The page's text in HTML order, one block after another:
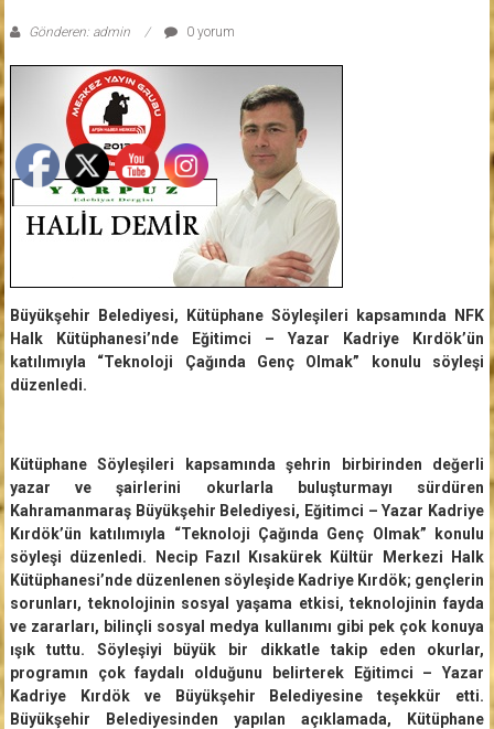
Gönderen: admin 0 yorum
Büyükşehir Belediyesi, Kütüphane Söyleşileri kapsamında NFK
Halk Kütüphanesi’nde Eğitimci – Yazar Kadriye Kırdök’ün
katılımıyla “Teknoloji Çağında Genç Olmak” konulu söyleşi
düzenledi.
Kütüphane Söyleşileri kapsamında şehrin birbirinden değerli
yazar ve şairlerini okurlarla buluşturmayı sürdüren
Kahramanmaraş Büyükşehir Belediyesi, Eğitimci – Yazar Kadriye
Kırdök’ün katılımıyla “Teknoloji Çağında Genç Olmak” konulu
söyleşi düzenledi. Necip Fazıl Kısakürek Kültür Merkezi Halk
Kütüphanesi’nde düzenlenen söyleşide Kadriye Kırdök; gençlerin
sorunları, teknolojinin sosyal yaşama etkisi, teknolojinin fayda
ve zararları, bilinçli sosyal medya kullanımı gibi pek çok konuya
ışık tuttu. Söyleşiyi büyük bir dikkatle takip eden okurlar,
programın çok faydalı olduğunu belirterek Eğitimci – Yazar
Kadriye Kırdök ve Büyükşehir Belediyesine teşekkür etti.
Büyükşehir Belediyesinden yapılan açıklamada, Kütüphane